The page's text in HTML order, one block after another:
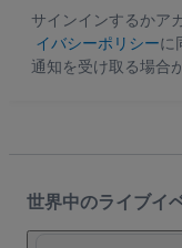
ス
サインインするかア
イバシーポリシーに
通知を受け取る場合
世界中のライブイ